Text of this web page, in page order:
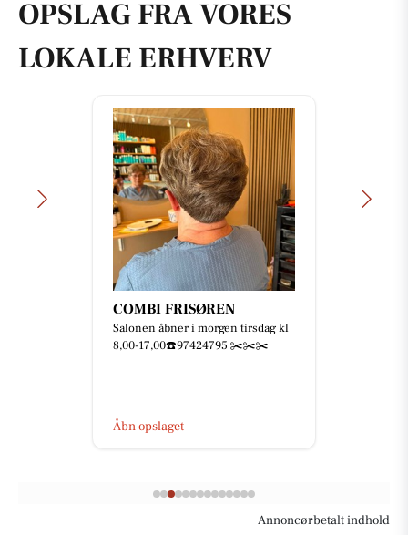
OPSLAG FRA VORES
LOKALE ERHVERV
COMBI FRISØREN
Salonen åbner i morgen tirsdag kl
8,00-17,00☎️97424795 ✂️✂️✂️
Åbn opslaget
Annoncørbetalt indhold